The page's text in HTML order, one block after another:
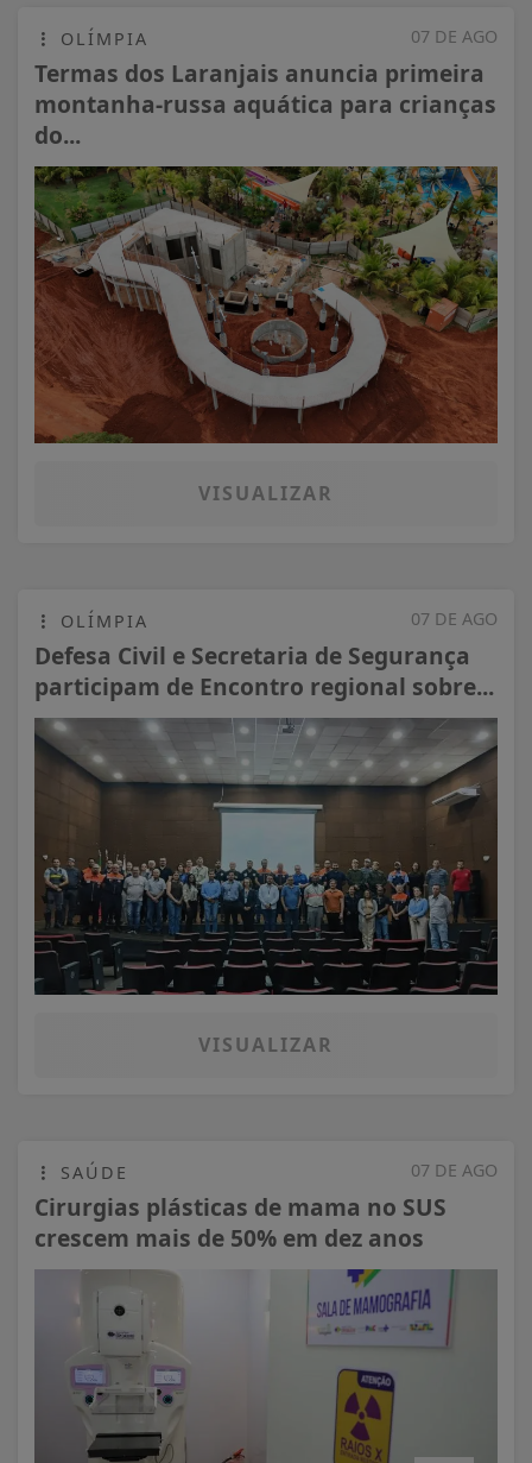
07 DE AGO
OLÍMPIA
Termas dos Laranjais anuncia primeira
montanha-russa aquática para crianças
do...
VISUALIZAR
07 DE AGO
OLÍMPIA
Defesa Civil e Secretaria de Segurança
participam de Encontro regional sobre...
VISUALIZAR
07 DE AGO
SAÚDE
Cirurgias plásticas de mama no SUS
crescem mais de 50% em dez anos